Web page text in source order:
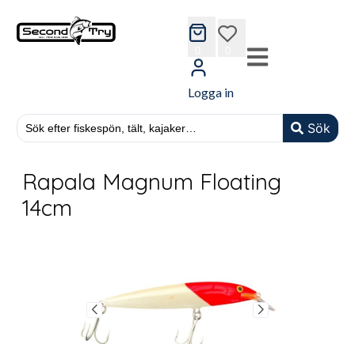
Sök
wishlist
Logga in
Rapala Magnum Floating
14cm